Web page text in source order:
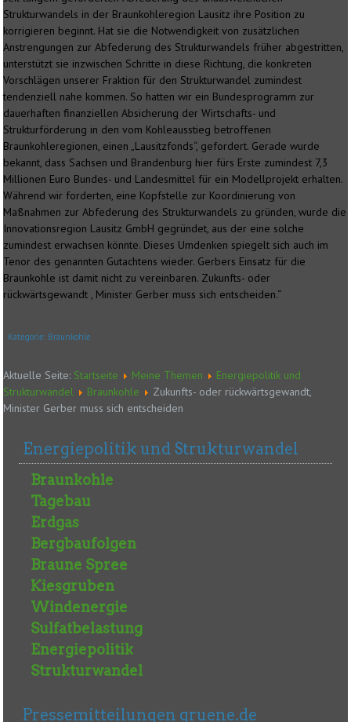
Strukturwandels in der Braunkohleregion Lausitz ihre Position zu
korrigieren beginnt. Hat sie die Notwendigkeit von zusätzlichen
Anstrengungen zur Abfederung des Strukturwandels früher abgestritten,
unterstützt sie inzwischen Schritte in diese Richtung, die konkreten
Vorschlägen unserer Fraktion für den Strukturwandel zumindest
tendenziell nahe kommen. So hatten wir ein Bundesprogramm zur
dauerhaften finanziellen Absicherung der Wirtschafts- und
Strukturförderung in den vom Kohleausstieg betroffenen
Braunkohleregionen, einen „Lausitzfonds“, gefordert. Gerade wurde
bekannt, dass Sachsen und Brandenburg hier fürs Erste zumindest 7,3
Millionen Euro Bundes- und Landesmittel für ein Modellprojekt erhalten.
Während wir forderten, eine Kopfstelle zur Koordinierung von
Maßnahmen zur Abfederung des Strukturwandels zu gründen, wurde die
Innovationsregion Lausitz GmbH gegründet, aus der eine solche
zumindest erwachsen könnte. Dieses Umdenken spiegelt sich auch im
Tenor des genannten Gutachtens wieder. Gerbers Einsatz für die
Braunkohle ist damit nicht zu vereinbaren. Zukunfts- oder
rückwärtsgewandt , Minister Gerber muss sich entscheiden.“
Kategorie: Braunkohle
Aktuelle Seite: Startseite Meine Themen
Energiepolitik und
Strukturwandel
Braunkohle
Zukunfts- oder rückwärtsgewandt,
Minister Gerber muss sich entscheiden
Energiepolitik und Strukturwandel
Braunkohle
Tagebau
Erdgas
Bergbaufolgen
Braune Spree
Kiesgruben
Windenergie
Sulfatbelastung
Energiepolitik
Strukturwandel
Pressemitteilungen gruene.de